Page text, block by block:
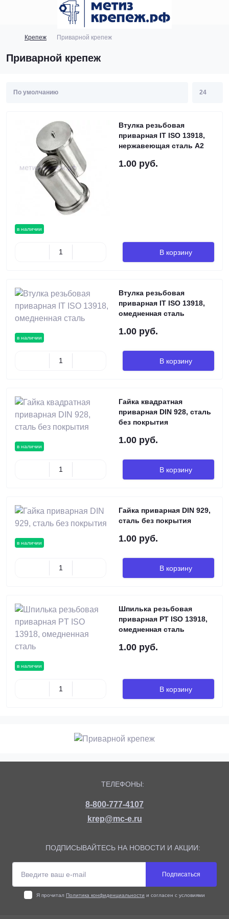
Крепеж Приварной крепеж
Приварной крепеж
в наличии
Втулка резьбовая
приварная IT ISO 13918,
нержавеющая сталь А2
1.00 руб.
В корзину
в наличии
Втулка резьбовая
приварная IT ISO 13918,
омедненная сталь
1.00 руб.
В корзину
в наличии
Гайка квадратная
приварная DIN 928, сталь
без покрытия
1.00 руб.
В корзину
в наличии
Гайка приварная DIN 929,
сталь без покрытия
1.00 руб.
В корзину
в наличии
Шпилька резьбовая
приварная PT ISO 13918,
омедненная сталь
1.00 руб.
В корзину
ТЕЛЕФОНЫ:
8-800-777-4107
krep@mc-e.ru
ПОДПИСЫВАЙТЕСЬ НА НОВОСТИ И АКЦИИ:
Подписаться
Я прочитал Политика конфиденциальности и согласен с условиями